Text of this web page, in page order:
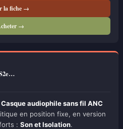
la fiche →
→
audiophile sans fil ANC
en position fixe, en version
: Son et Isolation.